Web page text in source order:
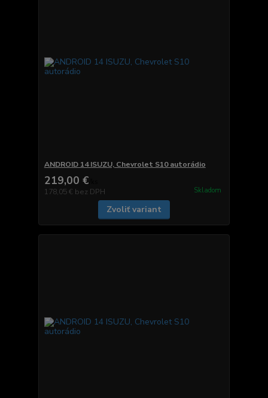
ANDROID 14 ISUZU, Chevrolet S10 autorádio
219,00 €
178,05 € bez DPH Skladom
Zvoliť variant